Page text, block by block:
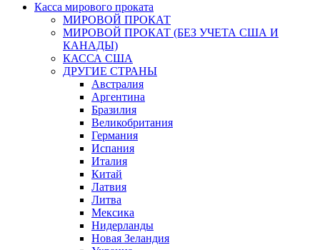
Касса мирового проката
МИРОВОЙ ПРОКАТ
МИРОВОЙ ПРОКАТ (БЕЗ УЧЕТА США И
КАНАДЫ)
КАССА США
ДРУГИЕ СТРАНЫ
Австралия
Аргентина
Бразилия
Великобритания
Германия
Испания
Италия
Китай
Латвия
Литва
Мексика
Нидерланды
Новая Зеландия